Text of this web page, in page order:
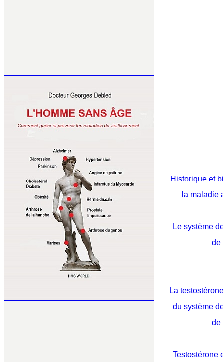
Historique et
la maladie
Le système
de
La
du système
de
Testostérone